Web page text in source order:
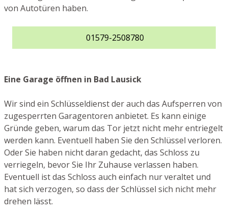
von Autotüren haben.
01579-2508780
Eine Garage öffnen in Bad Lausick
Wir sind ein Schlüsseldienst der auch das Aufsperren von
zugesperrten Garagentoren anbietet. Es kann einige
Gründe geben, warum das Tor jetzt nicht mehr entriegelt
werden kann. Eventuell haben Sie den Schlüssel verloren.
Oder Sie haben nicht daran gedacht, das Schloss zu
verriegeln, bevor Sie Ihr Zuhause verlassen haben.
Eventuell ist das Schloss auch einfach nur veraltet und
hat sich verzogen, so dass der Schlüssel sich nicht mehr
drehen lässt.